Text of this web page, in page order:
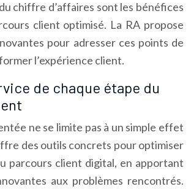
chiffre d’affaires sont les bénéfices
client optimisé. La RA propose
pour adresser ces points de
l’expérience client.
de chaque étape du
ne se limite pas à un simple effet
des outils concrets pour optimiser
parcours client digital, en apportant
aux problèmes rencontrés.